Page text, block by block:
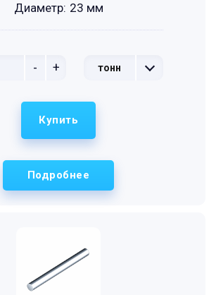
- + тонн
Диаметр: 23 мм
Подробнее
Купить